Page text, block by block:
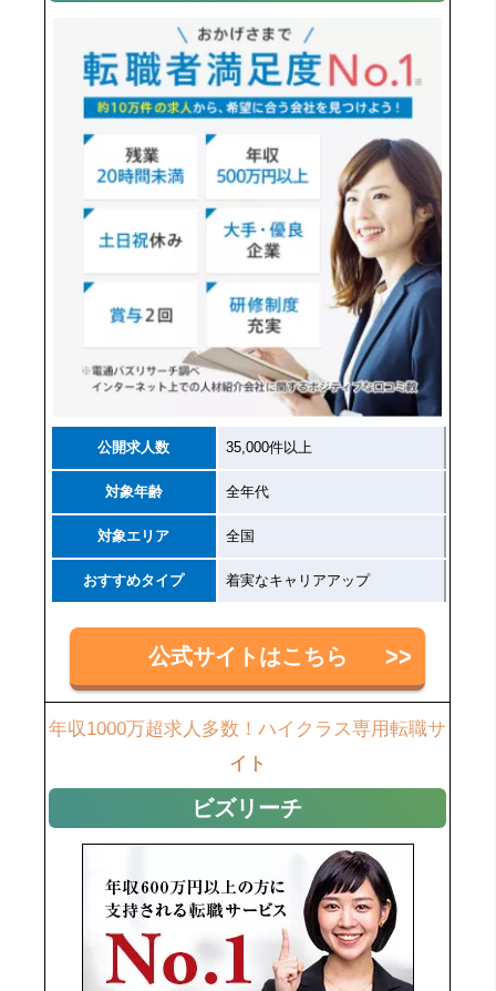
公開求人数 35,000件以上
対象年齢 全年代
対象エリア 全国
おすすめタイプ 着実なキャリアアップ
公式サイトはこちら
年収1000万超求人多数！ハイクラス専用転職サ
イト
ビズリーチ